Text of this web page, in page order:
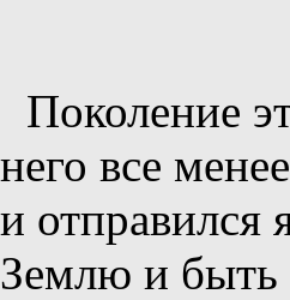
Поколение
него все
и отправился
Землю и быть